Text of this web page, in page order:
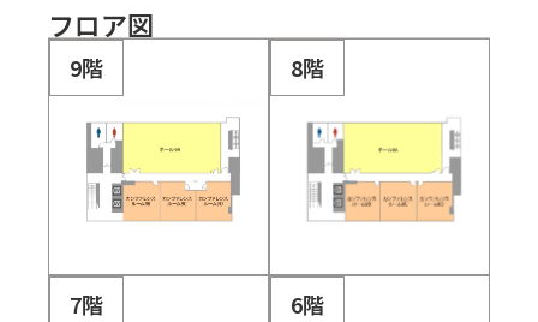
フロア図
9階 8階
7階 6階